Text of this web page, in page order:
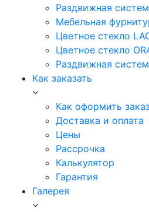
Раздвижная
Мебельная
Цветное стекло
Цветное стекло
Раздвижная
Как заказать
Как оформить
Доставка и оплата
Цены
Рассрочка
Калькулятор
Гарантия
Галерея